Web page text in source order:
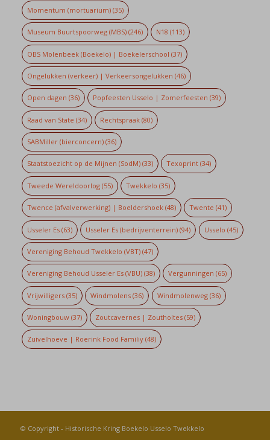
Momentum (mortuarium)(35)
Museum Buurtspoorweg (MBS)(246) N18 (113)
OBS Molenbeek (Boekelo) | Boekelerschool (37)
Ongelukken (verkeer) | Verkeersongelukken (46)
Open dagen (36) Popfeesten Usselo | Zomerfeesten (39)
Raad van State (34) Rechtspraak (80)
SABMiller (bierconcern)(36)
Staatstoezicht op de Mijnen (SodM)(33) Texoprint (34)
Tweede Wereldoorlog(55) Twekkelo (35)
Twence (afvalverwerking) | Boeldershoek(48) Twente (41)
Usseler Es(63) Usseler Es (bedrijventerrein) (94) Usselo (45)
Vereniging Behoud Twekkelo (VBT)(47)
Vereniging Behoud Usseler Es (VBU)(38) Vergunningen (65)
Vrijwilligers(35) Windmolens (36) Windmolenweg(36)
Woningbouw(37) Zoutcavernes | Zoutholtes (59)
Zuivelhoeve | Roerink Food Familiy(48)
© Copyright - Historische Kring Boekelo Usselo Twekkelo